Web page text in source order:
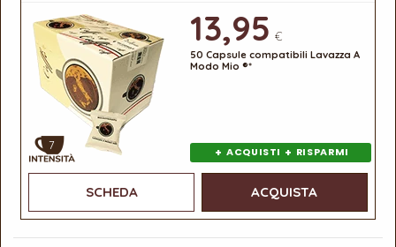
7
13,95 €
50 Capsule compatibili Lavazza A
Modo Mio ®*
+ ACQUISTI + RISPARMI
SCHEDA ACQUISTA